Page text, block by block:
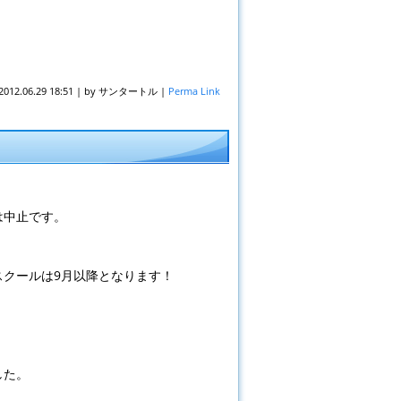
18:51 | by サンタートル | Perma Link
止です。
ールは9月以降となります！
。